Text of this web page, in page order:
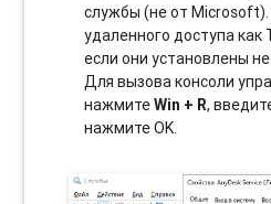
службы (не от
удаленного доступа как
если они установлены
Для вызова консоли
нажмитеWin + R,
нажмите OK.